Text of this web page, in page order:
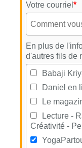
Votre courriel *
En plus de
d'autres fils de
Babaji
Daniel en
Le
Lecture -
Créativité -